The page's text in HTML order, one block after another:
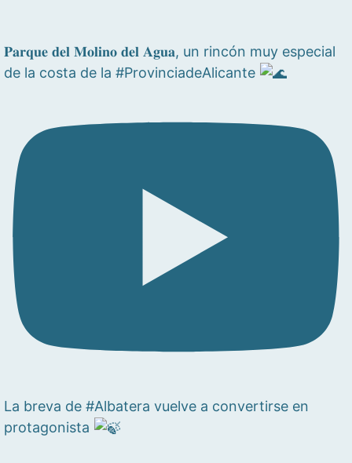
𝐏𝐚𝐫𝐪𝐮𝐞 𝐝𝐞𝐥 𝐌𝐨𝐥𝐢𝐧𝐨 𝐝𝐞𝐥 𝐀𝐠𝐮𝐚, un rincón muy especial
de la costa de la #ProvinciadeAlicante
La breva de #Albatera vuelve a convertirse en
protagonista